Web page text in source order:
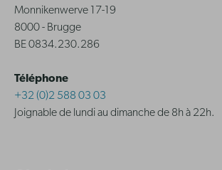
Monnikenwerve 17-19
8000 - Brugge
BE 0834.230.286
Téléphone
+32 (0)2 588 03 03
Joignable de lundi au dimanche de 8h à 22h.